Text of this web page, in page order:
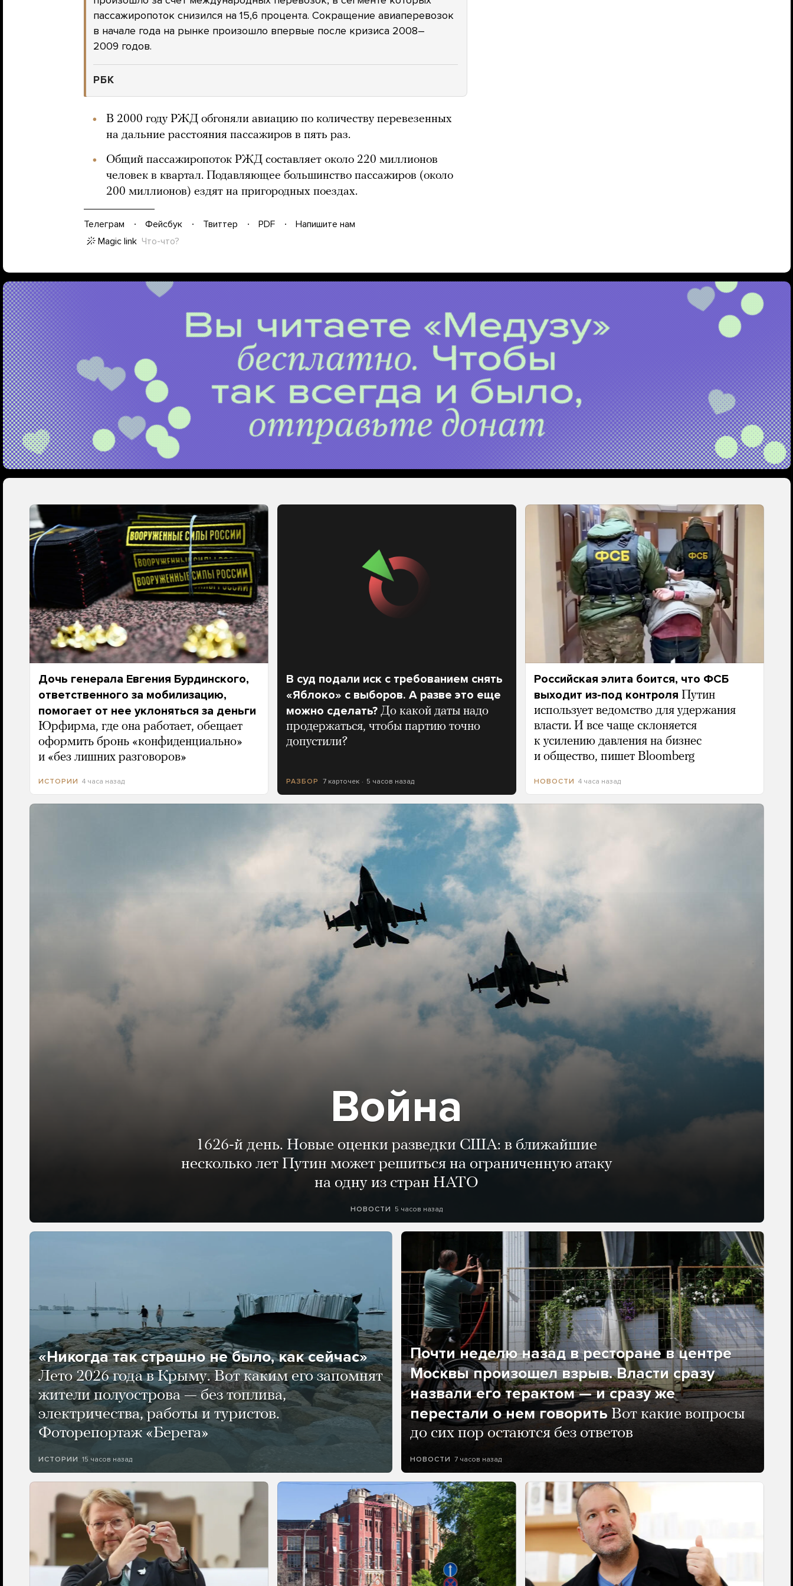
пассажиропоток снизился на 15,6 процента. Сокращение авиаперевозок
в начале года на рынке произошло впервые после кризиса 2008–
2009 годов.
РБК
В 2000 году РЖД обгоняли авиацию по количеству перевезенных
на дальние расстояния пассажиров в пять раз.
Общий пассажиропоток РЖД составляет около 220 миллионов
человек в квартал. Подавляющее большинство пассажиров (около
200 миллионов) ездят на пригородных поездах.
Телеграм Фейсбук Твиттер PDF
Напишите нам
Magic link Что-что?
Дочь генерала Евгения Бурдинского,
ответственного за мобилизацию,
помогает от нее уклоняться за деньги
Юрфирма, где она работает, обещает
оформить бронь «конфиденциально»
и «без лишних разговоров»
ИСТОРИИ 4 часа назад
В суд подали иск с требованием снять
«Яблоко» с выборов. А разве это еще
можно сделать? До какой даты надо
продержаться, чтобы партию точно
допустили?
РАЗБОР 7 карточек 5 часов назад
Российская элита боится, что ФСБ
выходит из-под контроля Путин
использует ведомство для удержания
власти. И все чаще склоняется
к усилению давления на бизнес
и общество, пишет Bloomberg
НОВОСТИ 4 часа назад
Война
1626-й день. Новые оценки разведки США: в ближайшие
несколько лет Путин может решиться на ограниченную атаку
на одну из стран НАТО
НОВОСТИ 5 часов назад
«Никогда так страшно не было, как сейчас»
Лето 2026 года в Крыму. Вот каким его запомнят
жители полуострова — без топлива,
электричества, работы и туристов.
Фоторепортаж «Берега»
ИСТОРИИ 15 часов назад
Почти неделю назад в ресторане в центре
Москвы произошел взрыв. Власти сразу
назвали его терактом — и сразу же
перестали о нем говорить Вот какие вопросы
до сих пор остаются без ответов
НОВОСТИ 7 часов назад